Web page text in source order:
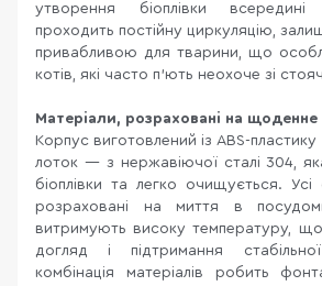
утворення біоплівки
проходить постійну циркуляцію,
привабливою для тварини, що
котів, які часто п’ють неохоче зі
Матеріали, розраховані на
Корпус виготовлений із ABS-пластику
лоток — з нержавіючої сталі 304,
біоплівки та легко очищується. Усі
розраховані на миття в
витримують високу температуру,
догляд і підтримання
комбінація матеріалів робить